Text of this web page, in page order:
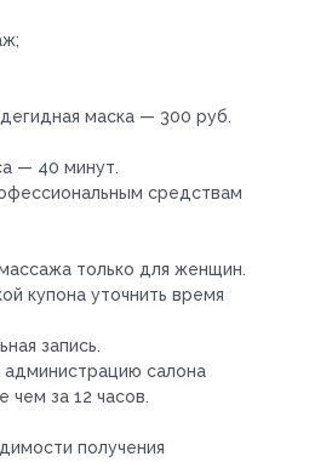
маска — 300 руб.
— 40 минут.
средствам
только для женщин.
купона уточнить время
запись.
администрацию салона
чем за 12 часов.
получения